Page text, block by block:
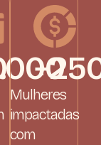
Mulheres
impactadas
com
+